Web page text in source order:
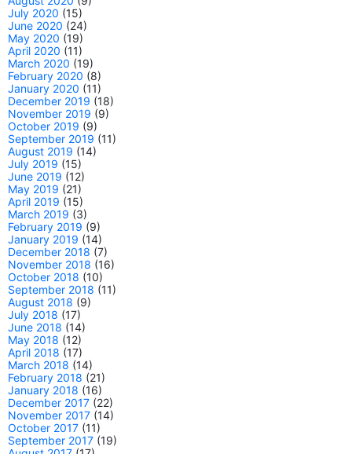
July 2020 (15)
June 2020 (24)
May 2020 (19)
April 2020 (11)
March 2020 (19)
February 2020 (8)
January 2020 (11)
December 2019 (18)
November 2019 (9)
October 2019 (9)
September 2019 (11)
August 2019 (14)
July 2019 (15)
June 2019 (12)
May 2019 (21)
April 2019 (15)
March 2019 (3)
February 2019 (9)
January 2019 (14)
December 2018 (7)
November 2018 (16)
October 2018 (10)
September 2018 (11)
August 2018 (9)
July 2018 (17)
June 2018 (14)
May 2018 (12)
April 2018 (17)
March 2018 (14)
February 2018 (21)
January 2018 (16)
December 2017 (22)
November 2017 (14)
October 2017 (11)
September 2017 (19)